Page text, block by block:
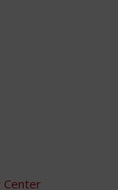
Center